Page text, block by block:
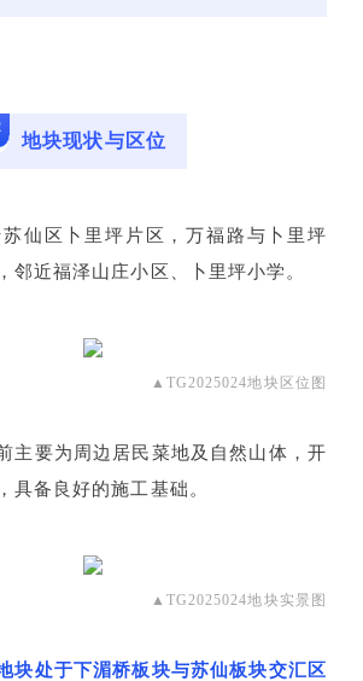
地块现状与区位
仙区卜里坪片区，万福路与卜里坪
邻近福泽山庄小区、卜里坪小学。
▲TG2025024地块区位图
主要为周边居民菜地及自然山体，开
具备良好的施工基础。
▲TG2025024地块实景图
块处于下湄桥板块与苏仙板块交汇区